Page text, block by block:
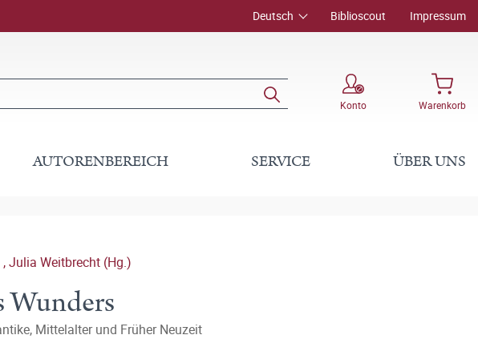
Deutsch Biblioscout Impressum
Konto Warenkorb
AUTORENBEREICH SERVICE ÜBER UNS
,Julia Weitbrecht (Hg.)
Wunders
Mittelalter und Früher Neuzeit